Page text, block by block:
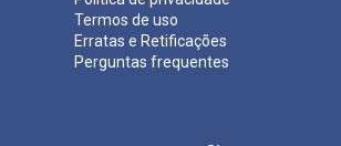
Termos de uso
Erratas e Retificações
Perguntas frequentes